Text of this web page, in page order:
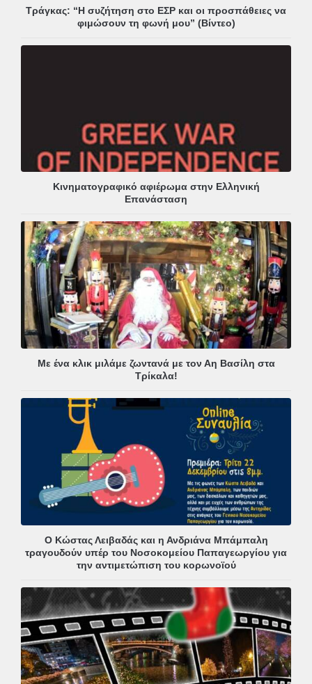
Τράγκας: “Η συζήτηση στο ΕΣΡ και οι προσπάθειες να
φιμώσουν τη φωνή μου” (Βίντεο)
Κινηματογραφικό αφιέρωμα στην Ελληνική
Επανάσταση
Με ένα κλικ μιλάμε ζωντανά με τον Αη Βασίλη στα
Τρίκαλα!
Ο Κώστας Λειβαδάς και η Ανδριάνα Μπάμπαλη
τραγουδούν υπέρ του Νοσοκομείου Παπαγεωργίου για
την αντιμετώπιση του κορωνοϊού